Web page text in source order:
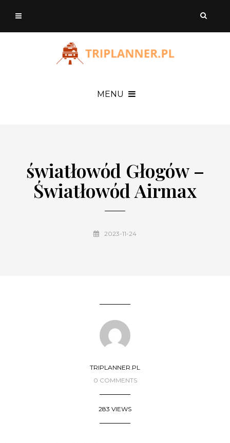
MENU
światłowód Głogów –
Światłowód Airmax
2023-11-24
TRIPLANNER.PL
0 COMMENTS
283 VIEWS